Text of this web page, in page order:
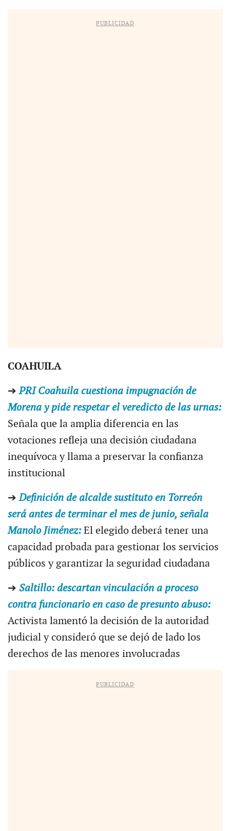
PUBLICIDAD
COAHUILA
➔PRI Coahuila cuestiona impugnación de
Morena y pide respetar el veredicto de las urnas:
Señala que la amplia diferencia en las
votaciones refleja una decisión ciudadana
inequívoca y llama a preservar la confianza
institucional
➔Definición de alcalde sustituto en Torreón
será antes de terminar el mes de junio, señala
Manolo Jiménez: El elegido deberá tener una
capacidad probada para gestionar los servicios
públicos y garantizar la seguridad ciudadana
➔ Saltillo: descartan vinculación a proceso
contra funcionario en caso de presunto abuso:
Activista lamentó la decisión de la autoridad
judicial y consideró que se dejó de lado los
derechos de las menores involucradas
PUBLICIDAD